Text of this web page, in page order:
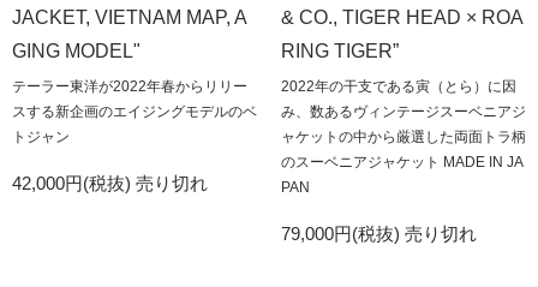
JACKET, VIETNAM MAP, A
GING MODEL"
テーラー東洋が2022年春からリリー
スする新企画のエイジングモデルのベ
トジャン
42,000円(税抜) 売り切れ
& CO., TIGER HEAD × ROA
RING TIGER”
2022年の干支である寅（とら）に因
み、数あるヴィンテージスーベニアジ
ャケットの中から厳選した両面トラ柄
のスーベニアジャケット MADE IN JA
PAN
79,000円(税抜) 売り切れ